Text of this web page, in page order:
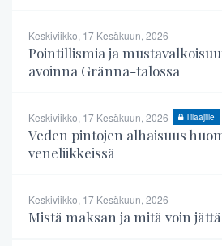
Keskiviikko, 17 Kesäkuun, 2026
Pointillismia ja
avoinna Gränna-talossa
Keskiviikko, 17 Kesäkuun, 2026 Tilaajille
Veden pintojen alhaisuus
veneliikkeissä
Keskiviikko, 17 Kesäkuun, 2026
Mistä maksan ja mitä voin